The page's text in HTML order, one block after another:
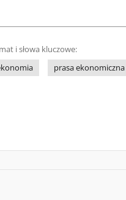
i słowa kluczowe:
prasa ekonomiczna